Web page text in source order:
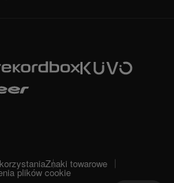
Znaki towarowe
plików cookie